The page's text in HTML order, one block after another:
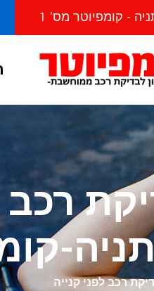
- קומפיוטר מס' 1
רכב
רכב לפני קנייה